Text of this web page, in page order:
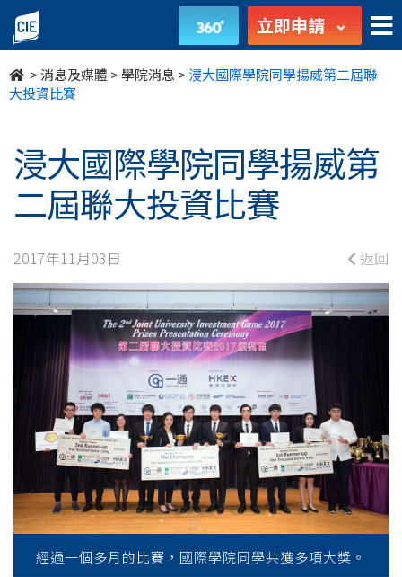
浸
大
國
學
院
同
學
揚
屆
聯
立即申請
>消息及媒體 >學院消息 > 浸大國際學院同學揚威第二屆聯
大投資比賽
浸大國際學院同學揚威第
二屆聯大投資比賽
2017年11月03日 返回
經過一個多月的比賽，國際學院同學共獲多項大獎。